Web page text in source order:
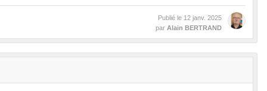
Publié le 12 janv. 2025
par Alain BERTRAND